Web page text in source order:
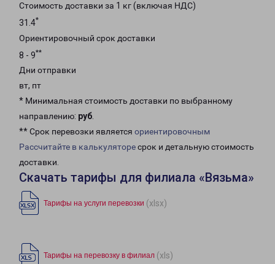
Стоимость доставки за 1 кг (включая НДС)
31.4*
Ориентировочный срок доставки
8 - 9**
Дни отправки
вт, пт
* Минимальная стоимость доставки по выбранному
направлению: руб.
** Срок перевозки является ориентировочным
Рассчитайте в калькуляторесрок и детальную стоимость
доставки.
Скачать тарифы для филиала «Вязьма»
Тарифы на услуги перевозки (xlsx)
Тарифы на перевозку в филиал (xls)